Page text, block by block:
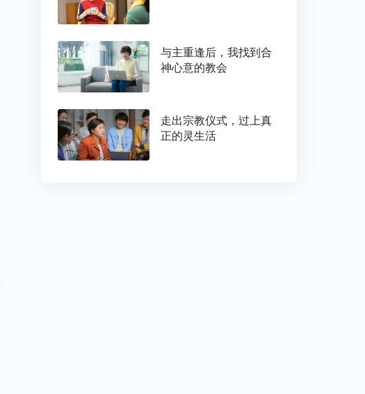
与主重逢后，我找到合
神心意的教会
走出宗教仪式，过上真
正的灵生活